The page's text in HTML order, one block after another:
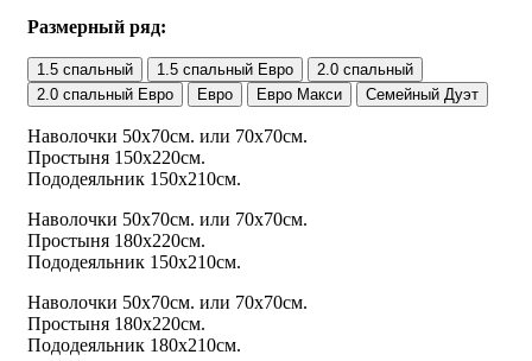
Размерный ряд:
1.5 спальный 1.5 спальный Евро
2.0 спальный
2.0 спальный Евро
Евро Евро Макси Семейный Дуэт
Наволочки 50х70см. или 70х70см.
Простыня 150х220см.
Пододеяльник 150х210см.
Наволочки 50х70см. или 70х70см.
Простыня 180х220см.
Пододеяльник 150х210см.
Наволочки 50х70см. или 70х70см.
Простыня 180х220см.
Пододеяльник 180х210см.